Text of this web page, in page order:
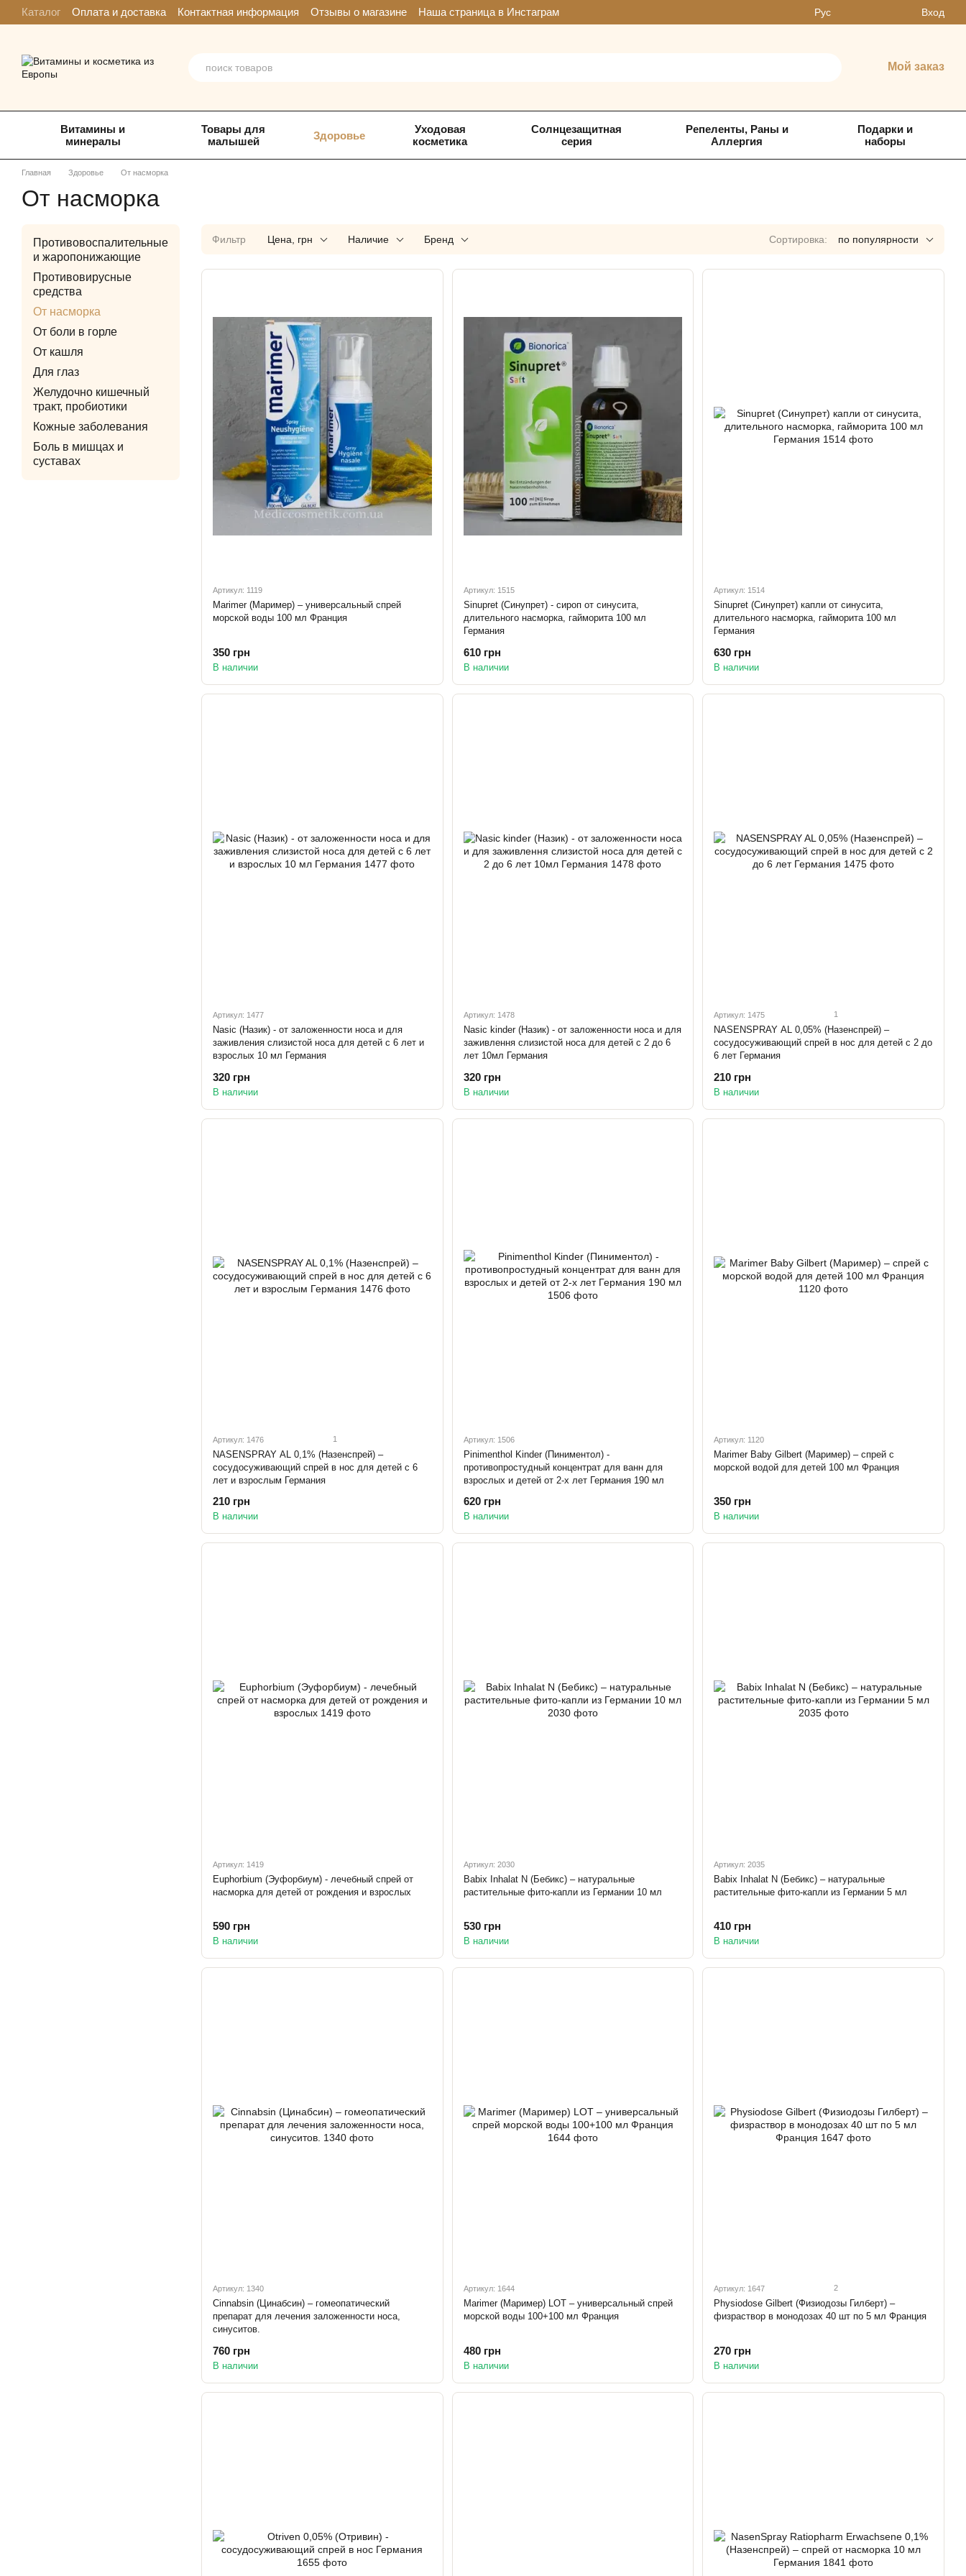
Перейти к основному контенту
Каталог Оплата и доставка Контактная информация Отзывы о магазине Наша страница в Инстаграм Рус Вход
Мой заказ
Витамины и
минералы
Товары для
малышей
Здоровье
Уходовая
косметика
Солнцезащитная
серия
Репеленты, Раны и
Аллергия
Подарки и
наборы
Главная Здоровье От насморка
От насморка
Фильтр Цена, грн Наличие Бренд Сортировка: по популярности
Артикул: 1119
Marimer (Маример) – универсальный спрей
морской воды 100 мл Франция
350 грн
В наличии
Артикул: 1515
Sinupret (Синупрет) - сироп от синусита,
длительного насморка, гайморита 100 мл
Германия
610 грн
В наличии
Артикул: 1514
Sinupret (Синупрет) капли от синусита,
длительного насморка, гайморита 100 мл
Германия
630 грн
В наличии
Артикул: 1477
Nasic (Назик) - от заложенности носа и для
заживления слизистой носа для детей с 6 лет и
взрослых 10 мл Германия
320 грн
В наличии
Артикул: 1478
Nasic kinder (Назик) - от заложенности носа и для
заживлення слизистой носа для детей с 2 до 6
лет 10мл Германия
320 грн
В наличии
Артикул: 1475 1
NASENSPRAY AL 0,05% (Назенспрей) –
сосудосуживающий спрей в нос для детей с 2 до
6 лет Германия
210 грн
В наличии
Артикул: 1476 1
NASENSPRAY AL 0,1% (Назенспрей) –
сосудосуживающий спрей в нос для детей с 6
лет и взрослым Германия
210 грн
В наличии
Артикул: 1506
Pinimenthol Kinder (Пиниментол) -
противопростудный концентрат для ванн для
взрослых и детей от 2-х лет Германия 190 мл
620 грн
В наличии
Артикул: 1120
Marimer Baby Gilbert (Маример) – спрей с
морской водой для детей 100 мл Франция
350 грн
В наличии
Артикул: 1419
Euphorbium (Эуфорбиум) - лечебный спрей от
насморка для детей от рождения и взрослых
590 грн
В наличии
Артикул: 2030
Babix Inhalat N (Бебикс) – натуральные
растительные фито-капли из Германии 10 мл
530 грн
В наличии
Артикул: 2035
Babix Inhalat N (Бебикс) – натуральные
растительные фито-капли из Германии 5 мл
410 грн
В наличии
Артикул: 1340
Cinnabsin (Цинабсин) – гомеопатический
препарат для лечения заложенности носа,
синуситов.
760 грн
В наличии
Артикул: 1644
Marimer (Маример) LOT – универсальный спрей
морской воды 100+100 мл Франция
480 грн
В наличии
Артикул: 1647 2
Physiodose Gilbert (Физиодозы Гилберт) –
физраствор в монодозах 40 шт по 5 мл Франция
270 грн
В наличии
Противовоспалительные
и жаропонижающие
Противовирусные
средства
От насморка
От боли в горле
От кашля
Для глаз
Желудочно кишечный
тракт, пробиотики
Кожные заболевания
Боль в мишцах и
суставах